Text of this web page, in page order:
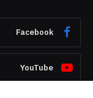
Facebook
YouTube